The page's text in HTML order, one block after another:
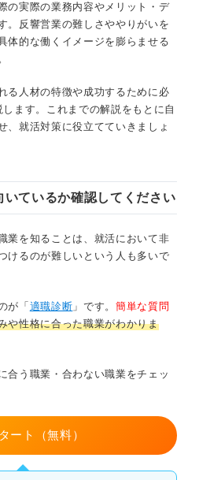
！ 反響営業の就活対策に大切な
の理解を深め入社後のイメージや
の実際の業務内容やメリット・デ
。反響営業の難しさややりがいを
体的な働くイメージを膨らませる
る人材の特徴や成功するために必
ます。これまでの解説をもとに自
、就活対策に役立てていきましょ
いているか確認してください
業を知ることは、就活において非
けるのが難しいという人も多いで
が「 適職診断 」です。 簡単な質問
や性格に合った職業がわかりま
合う職業・合わない職業をチェッ
ート（無料）
かの営業手法との違いを理解し
業界
ト